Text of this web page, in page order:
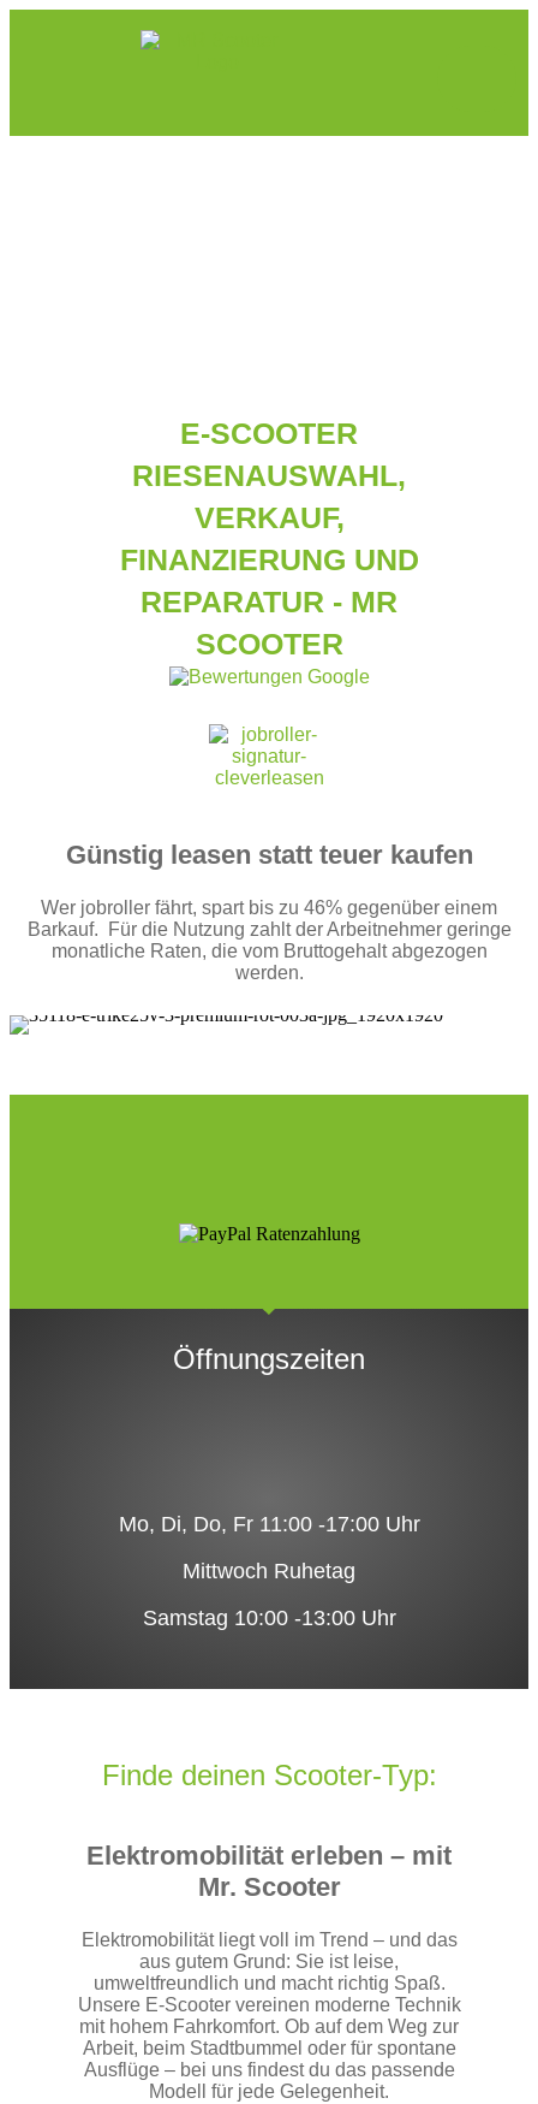
E-SCOOTER
RIESENAUSWAHL,
VERKAUF,
FINANZIERUNG UND
REPARATUR - MR
SCOOTER
Günstig leasen statt teuer kaufen
Wer jobroller fährt, spart bis zu 46% gegenüber einem
Barkauf. Für die Nutzung zahlt der Arbeitnehmer geringe
monatliche Raten, die vom Bruttogehalt abgezogen
werden.
Öffnungszeiten
Mo, Di, Do, Fr 11:00 -17:00 Uhr
Mittwoch Ruhetag
Samstag 10:00 -13:00 Uhr
Finde deinen Scooter-Typ:
Elektromobilität erleben – mit
Mr. Scooter
Elektromobilität liegt voll im Trend – und das
aus gutem Grund: Sie ist leise,
umweltfreundlich und macht richtig Spaß.
Unsere E‑Scooter vereinen moderne Technik
mit hohem Fahrkomfort. Ob auf dem Weg zur
Arbeit, beim Stadtbummel oder für spontane
Ausflüge – bei uns findest du das passende
Modell für jede Gelegenheit.